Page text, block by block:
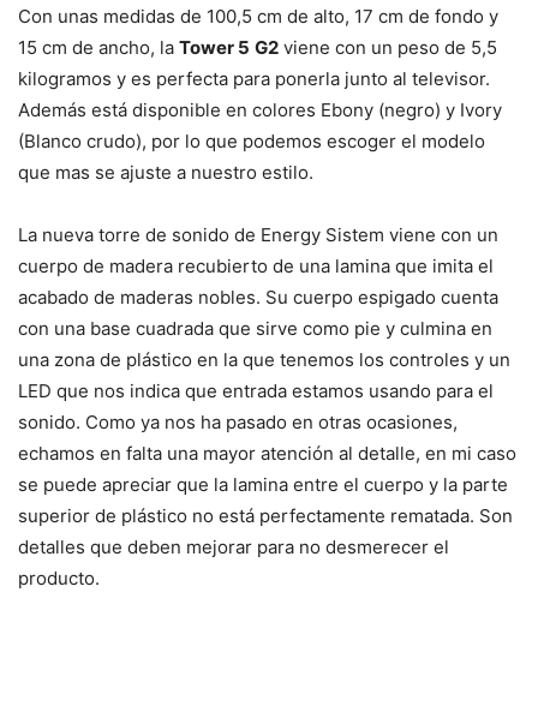
Con unas medidas de 100,5 cm de alto, 17 cm de fondo y
15 cm de ancho, la Tower 5 G2 viene con un peso de 5,5
kilogramos y es perfecta para ponerla junto al televisor.
Además está disponible en colores Ebony (negro) y Ivory
(Blanco crudo), por lo que podemos escoger el modelo
que mas se ajuste a nuestro estilo.
La nueva torre de sonido de Energy Sistem viene con un
cuerpo de madera recubierto de una lamina que imita el
acabado de maderas nobles. Su cuerpo espigado cuenta
con una base cuadrada que sirve como pie y culmina en
una zona de plástico en la que tenemos los controles y un
LED que nos indica que entrada estamos usando para el
sonido. Como ya nos ha pasado en otras ocasiones,
echamos en falta una mayor atención al detalle, en mi caso
se puede apreciar que la lamina entre el cuerpo y la parte
superior de plástico no está perfectamente rematada. Son
detalles que deben mejorar para no desmerecer el
producto.